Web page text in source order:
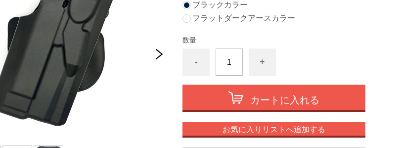
ブラックカラー
フラットダークアースカラー
数量
- +
カートに入れる
お気に入りリストへ追加する